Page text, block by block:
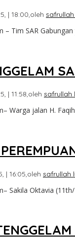
| 18:00,oleh
Tim SAR
| 11:58,oleh safrullah
Warga jalan H.
| 16:05,oleh safrullah
Sakila Oktavia